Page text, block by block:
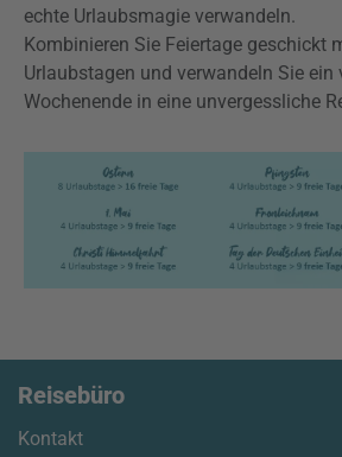
echte Urlaubsmagie verwandeln.
Kombinieren Sie Feiertage geschickt
Urlaubstagen und verwandeln Sie ein
Wochenende in eine unvergessliche
Reisebüro
Kontakt